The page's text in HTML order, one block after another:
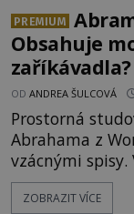
PREMIUM
Obsahuje
zaříkávadla?
OD ANDREA ŠULCOVÁ
Prostorná
Abrahama z
vzácnými spisy.
před sebou má
magických textů. Jde o Abramelinův grimoár, který
ZOBRAZIT VÍCE